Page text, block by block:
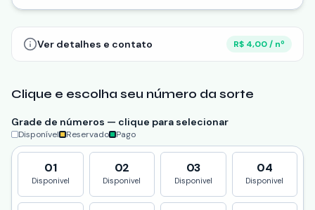
Ver detalhes e contato R$ 4,00 / nº
Clique e escolha seu número da sorte
Grade de números — clique para selecionar
Disponível Reservado Pago
01
Disponivel
02
Disponivel
03
Disponivel
04
Disponivel